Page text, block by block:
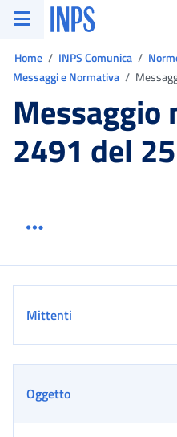
Vai al menu principale
Vai al contenuto principale
Vai al pie' di pagina
INPS ()
Home INPS Comunica
Messaggi e Normativa
Messaggio
2491 del
Mittenti
Oggetto